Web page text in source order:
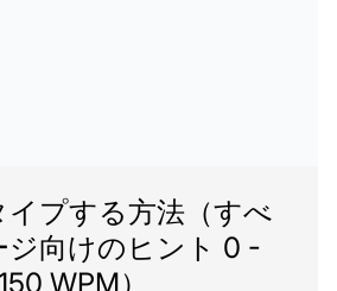
イプする方法（すべ
ジ向けのヒント 0 -
WPM）